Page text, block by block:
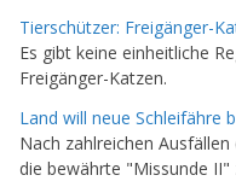
Tierschützer: Freigänger-
Es gibt keine einheitliche
Freigänger-Katzen.
Land will neue Schleifähre
Nach zahlreichen
die bewährte "Missunde